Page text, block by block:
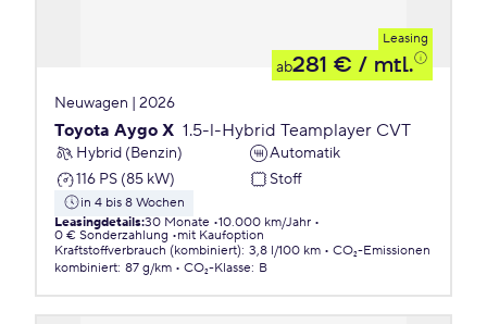
Leasing
ab281 € / mtl.
Neuwagen | 2026
Toyota Aygo X 1.5-l-Hybrid Teamplayer CVT
Hybrid (Benzin)
Automatik
116 PS (85 kW)
Stoff
in 4 bis 8 Wochen
Leasingdetails:30 Monate 10.000 km/Jahr
0 € Sonderzahlung
mit Kaufoption
Kraftstoffverbrauch (kombiniert): 3,8 l/100 km
CO₂-Emissionen
kombiniert: 87 g/km CO₂-Klasse: B